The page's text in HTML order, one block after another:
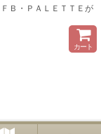
Ｂ・ＰＡＬＥＴＴＥが
カート